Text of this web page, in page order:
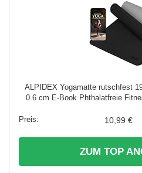
ALPIDEX Yogamatte rutschfest
0.6 cm E-Book Phthalatfreie
10,99 €
ZUM TOP